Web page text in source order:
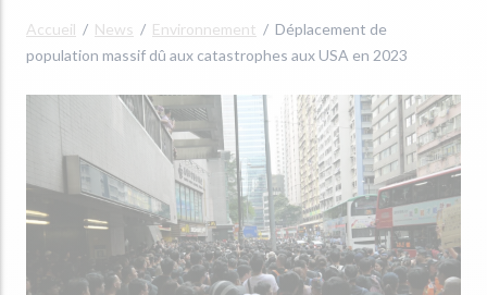
Accueil News Environnement
Déplacement de
population massif dû aux catastrophes aux USA en 2023